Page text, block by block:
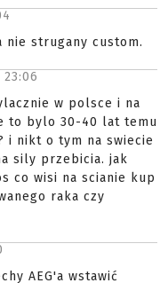
nie strugany custom.
23:06
w polsce i na
to bylo 30-40 lat temu
i nikt o tym na swiecie
sily przebicia. jak
co wisi na scianie kup
raka czy
AEG'a wstawić